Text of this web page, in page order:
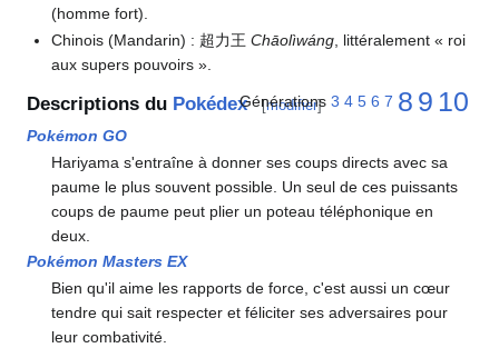
(homme fort).
Chinois (Mandarin) : 超力王Chāolìwáng , littéralement « roi
aux supers pouvoirs ».
Descriptions du Pokédex [modifier]
Générations 3 4 5 6 7 8 9 10
Pokémon GO
Hariyama s'entraîne à donner ses coups directs avec sa
paume le plus souvent possible. Un seul de ces puissants
coups de paume peut plier un poteau téléphonique en
deux.
Pokémon Masters EX
Bien qu'il aime les rapports de force, c'est aussi un cœur
tendre qui sait respecter et féliciter ses adversaires pour
leur combativité.